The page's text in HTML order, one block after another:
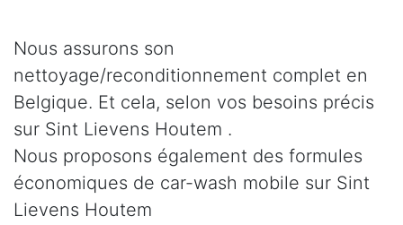
Nous assurons son
nettoyage/reconditionnement complet en
Belgique. Et cela, selon vos besoins précis
sur Sint Lievens Houtem .
Nous proposons également des formules
économiques de car-wash mobile sur Sint
Lievens Houtem